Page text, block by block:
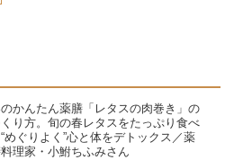
かんたん薬膳「レタスの肉巻き」の
り方。旬の春レタスをたっぷり食べ
めぐりよく”心と体をデトックス／薬
理家・小鮒ちふみさん